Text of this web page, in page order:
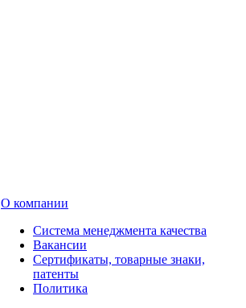
О компании
Система менеджмента качества
Вакансии
Сертификаты, товарные знаки,
патенты
Политика